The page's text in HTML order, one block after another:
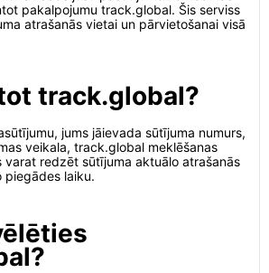
pakalpojumu track.global. Šis serviss
atrašanās vietai un pārvietošanai visā
track.global?
jums jāievada sūtījuma numurs,
veikala, track.global meklēšanas
varat redzēt sūtījuma aktuālo atrašanās
piegādes laiku.